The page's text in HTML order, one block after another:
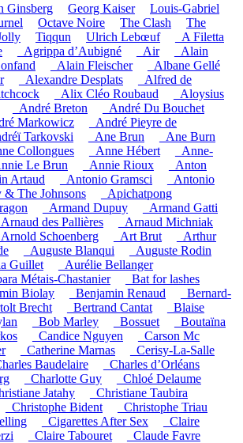
Ginsberg Georg Kaiser
Louis-Gabriel
Octave Noire The Clash
The
Tiqqun Ulrich Lebœuf
_A Filetta
_Agrippa d’Aubigné _Air
_Alain
_Alain Fleischer
_Albane Gellé
_Alexandre Desplats
_Alfred de
_Alix Cléo Roubaud
_Aloysius
_André Breton
_André Du Bouchet
Markowicz
_André Pieyre de
Tarkovski _Ane Brun
_Ane Burn
Collongues _Anne Hébert
_Anne-
Le Brun _Annie Rioux
_Anton
Artaud _Antonio Gramsci
_Antonio
& The Johnsons
_Apichatpong
_Armand Dupuy
_Armand Gatti
_Arnaud des Pallières
_Arnaud Michniak
_Arnold Schoenberg _Art Brut
_Arthur
_Auguste Blanqui
_Auguste Rodin
Guillet
_Aurélie Bellanger
Métais-Chastanier
_Bat for lashes
Biolay _Benjamin Renaud
_Bernard-
Brecht _Bertrand Cantat
_Blaise
_Bob Marley _Bossuet
_Boutaïna
_Candice Nguyen
_Carson Mc
_Catherine Marnas
_Cerisy-La-Salle
Baudelaire
_Charles d’Orléans
_Charlotte Guy
_Chloé Delaume
Jatahy
_Christiane Taubira
_Christophe Bident
_Christophe Triau
_Cigarettes After Sex
_Claire
_Claire Tabouret
_Claude Favre